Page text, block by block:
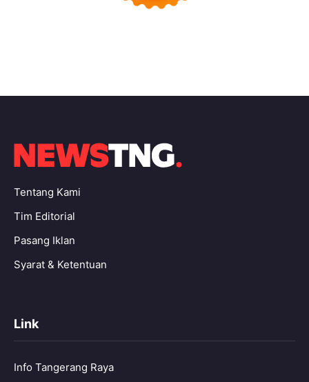
Tentang Kami
Tim Editorial
Pasang Iklan
Syarat & Ketentuan
Link
Info Tangerang Raya